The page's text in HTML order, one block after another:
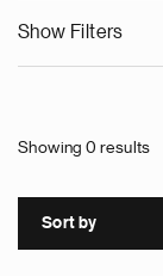
Show Filters
Showing 0 results
Sort by